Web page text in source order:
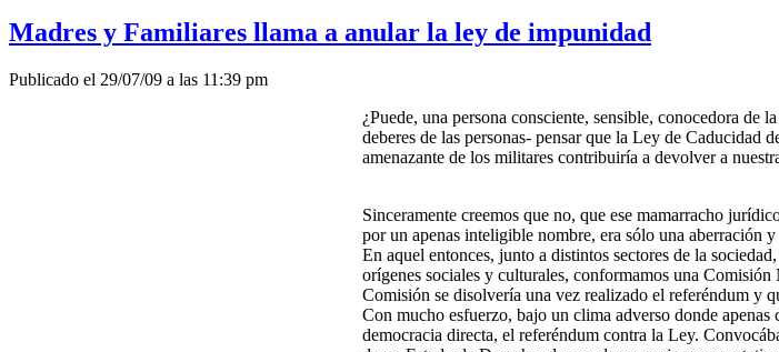
Madres y Familiares llama a anular la ley de impunidad
Publicado el 29/07/09 a las 11:39 pm
¿Puede, una persona consciente, sensible, conocedora
deberes de las personas- pensar que la Ley de Caducidad
amenazante de los militares contribuiría a devolver a
Sinceramente creemos que no, que ese mamarracho
por un apenas inteligible nombre, era sólo una aberración
En aquel entonces, junto a distintos sectores de la
orígenes sociales y culturales, conformamos una
Comisión se disolvería una vez realizado el referéndum y
Con mucho esfuerzo, bajo un clima adverso donde
democracia directa, el referéndum contra la Ley.